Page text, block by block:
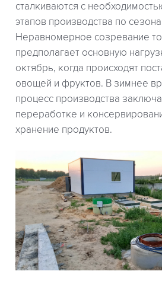
сталкиваются с
этапов производства по
Неравномерное созревание
предполагает основную
октябрь, когда происходят
овощей и фруктов. В зимнее
процесс производства
переработке и
хранение продуктов.